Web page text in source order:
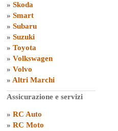
» Skoda
» Smart
» Subaru
» Suzuki
» Toyota
» Volkswagen
» Volvo
» Altri Marchi
Assicurazione e servizi
» RC Auto
» RC Moto